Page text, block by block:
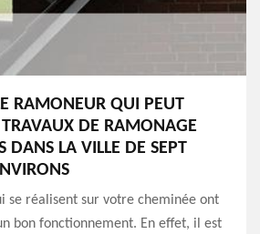
RAMONEUR QUI PEUT
TRAVAUX DE RAMONAGE
DANS LA VILLE DE SEPT
se réalisent sur votre cheminée ont
bon fonctionnement. En effet, il est